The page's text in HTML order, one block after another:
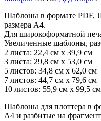
Шаблоны в формате PDF,
размера А4.
Для широкоформатной
Увеличенные шаблоны,
2 листа: 22,4 см х 39,9 см
3 листа: 29,8 см х 53,0 см
5 листов: 34,8 см х 62,0 см
7 листов: 44,7 см х 79,6 см
10 листов: 55,9 см х 99,5 см
Шаблоны для плоттера в
А4 и разбитые на